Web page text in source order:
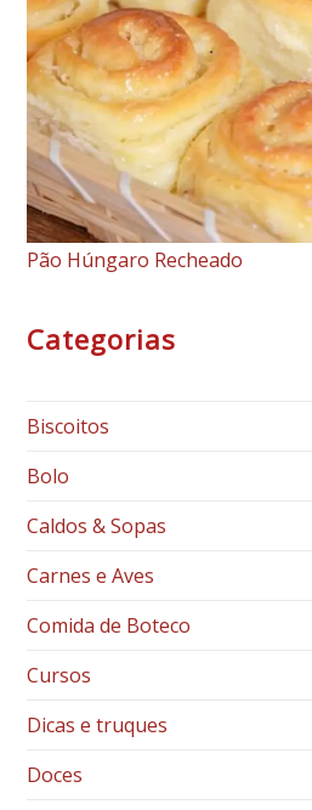
Pão Húngaro Recheado
Categorias
Biscoitos
Bolo
Caldos & Sopas
Carnes e Aves
Comida de Boteco
Cursos
Dicas e truques
Doces